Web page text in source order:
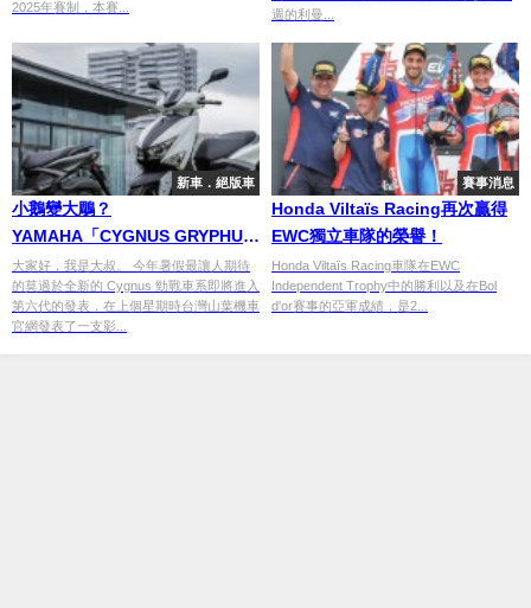
2025年賽制，本賽...
週的利曼...
新車．絕版車
小鵝變大鵰？
YAMAHA「CYGNUS GRYPHUS
125」發表！
大家好，我是大叔。 今年暑假最讓人期待
的莫過於全新的 Cygnus 勁戰車系即將進入
第六代的發表，在上個星期時台灣山葉機車
官網發表了一支影...
賽事消息
Honda Viltaïs Racing再次贏得
EWC獨立車隊的榮譽！
Honda Viltaïs Racing車隊在EWC
Independent Trophy中的勝利以及在Bol
d'or賽事的亞軍成績，是2...